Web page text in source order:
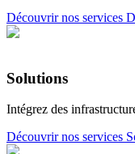
Découvrir nos services
Solutions
Intégrez des
Découvrir nos services